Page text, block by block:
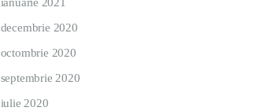
decembrie 2020
octombrie 2020
septembrie 2020
iulie 2020